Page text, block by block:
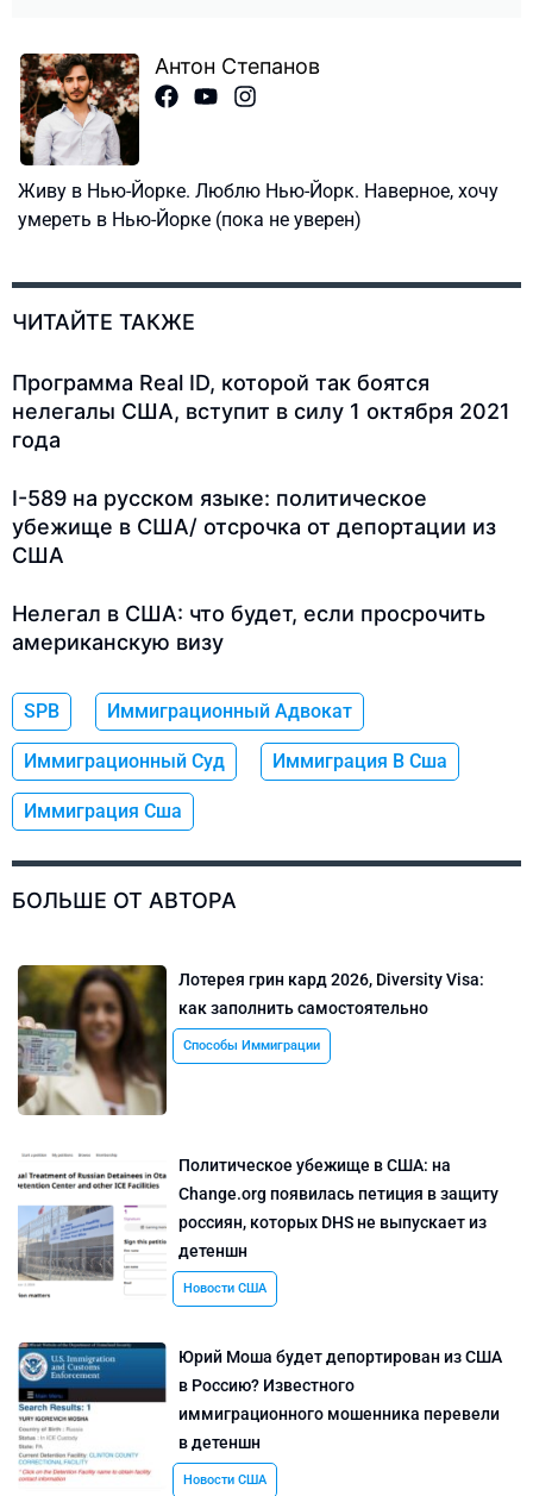
Антон Степанов
Живу в Нью-Йорке. Люблю Нью-Йорк. Наверное, хочу
умереть в Нью-Йорке (пока не уверен)
ЧИТАЙТЕ ТАКЖЕ
Программа Real ID, которой так боятся
нелегалы США, вступит в силу 1 октября 2021
года
I-589 на русском языке: политическое
убежище в США/ отсрочка от депортации из
США
Нелегал в США: что будет, если просрочить
американскую визу
SPB Иммиграционный Адвокат
Иммиграционный Суд Иммиграция В Сша
Иммиграция Сша
БОЛЬШЕ ОТ АВТОРА
Лотерея грин кард 2026, Diversity Visa:
как заполнить самостоятельно
Способы Иммиграции
Политическое убежище в США: на
Change.org появилась петиция в защиту
россиян, которых DHS не выпускает из
детеншн
Новости США
Юрий Моша будет депортирован из США
в Россию? Известного
иммиграционного мошенника перевели
в детеншн
Новости США